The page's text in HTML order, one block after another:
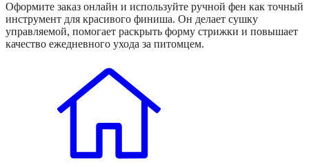
Оформите заказ онлайн и используйте ручной фен как точный
инструмент для красивого финиша. Он делает сушку
управляемой, помогает раскрыть форму стрижки и повышает
качество ежедневного ухода за питомцем.